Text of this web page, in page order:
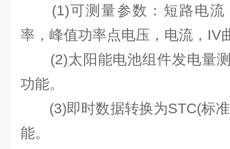
(1)可测量参数：短路电流
率，峰值功率点电压，电流，IV
(2)太阳能电池组件发电量测
功能。
(3)即时数据转换为STC(标准
能。